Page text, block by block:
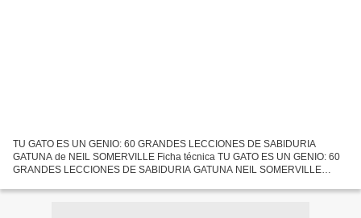
TU GATO ES UN GENIO: 60 GRANDES LECCIONES DE SABIDURIA
GATUNA de NEIL SOMERVILLE Ficha técnica TU GATO ES UN GENIO: 60
GRANDES LECCIONES DE SABIDURIA GATUNA NEIL SOMERVILLE
FB2 ISBN:...